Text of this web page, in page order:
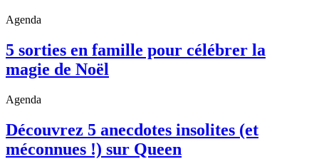
Agenda
5 sorties en famille pour célébrer la
magie de Noël
Agenda
Découvrez 5 anecdotes insolites (et
méconnues !) sur Queen